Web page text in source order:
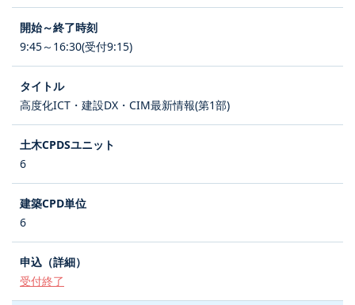
9:45～16:30(受付9:15)
高度化ICT・建設DX・CIM最新情報(第1部)
6
6
受付終了